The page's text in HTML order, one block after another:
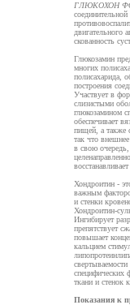
ГЛЮКОХОН
двигательного
скованность
Глюкозамин
многих
полисахарида,
построения
Участвует в
слизистыми
глюкозамином
обеспечивает
пищей, а также
так что
в свою
Хондроитин -
важным
и стенки
Хондроитин-
Ингибирует
препятствует
повышает
кальцием
специфических
ткани и стенок
Показания к